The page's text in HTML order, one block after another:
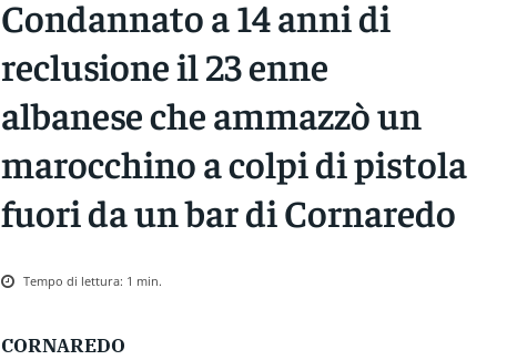
Condannato a 14 anni di
reclusione il 23 enne
albanese che ammazzò un
marocchino a colpi di pistola
fuori da un bar di Cornaredo
Tempo di lettura: 1 min.
CORNAREDO